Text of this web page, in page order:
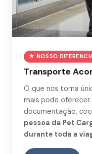
★ NOSSO
Transporte
O que nos torna
mais pode
documentação,
pessoa da Pet
durante toda a